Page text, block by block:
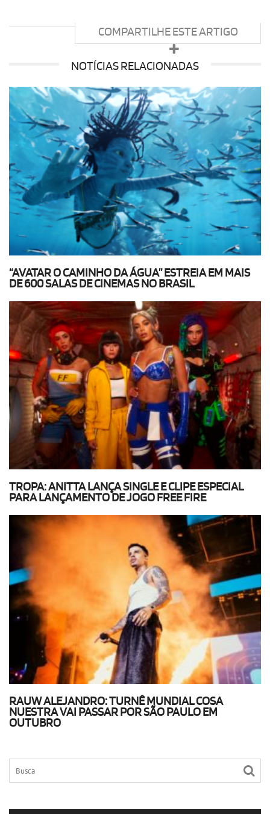
COMPARTILHE ESTE ARTIGO
NOTÍCIAS RELACIONADAS
“AVATAR O CAMINHO DA ÁGUA” ESTREIA EM MAIS
DE 600 SALAS DE CINEMAS NO BRASIL
TROPA: ANITTA LANÇA SINGLE E CLIPE ESPECIAL
PARA LANÇAMENTO DE JOGO FREE FIRE
RAUW ALEJANDRO: TURNÊ MUNDIAL COSA
NUESTRA VAI PASSAR POR SÃO PAULO EM
OUTUBRO